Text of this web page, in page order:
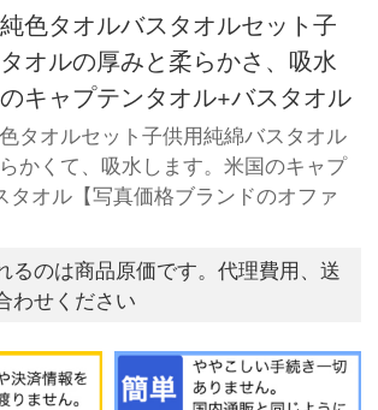
色タオルバスタオルセット子
オルの厚みと柔らかさ、吸水
キャプテンタオル+バスタオル
タオルセット子供用純綿バスタオル
かくて、吸水します。米国のキャプ
タオル【写真価格ブランドのオファ
るのは商品原価です。代理費用、送
わせください